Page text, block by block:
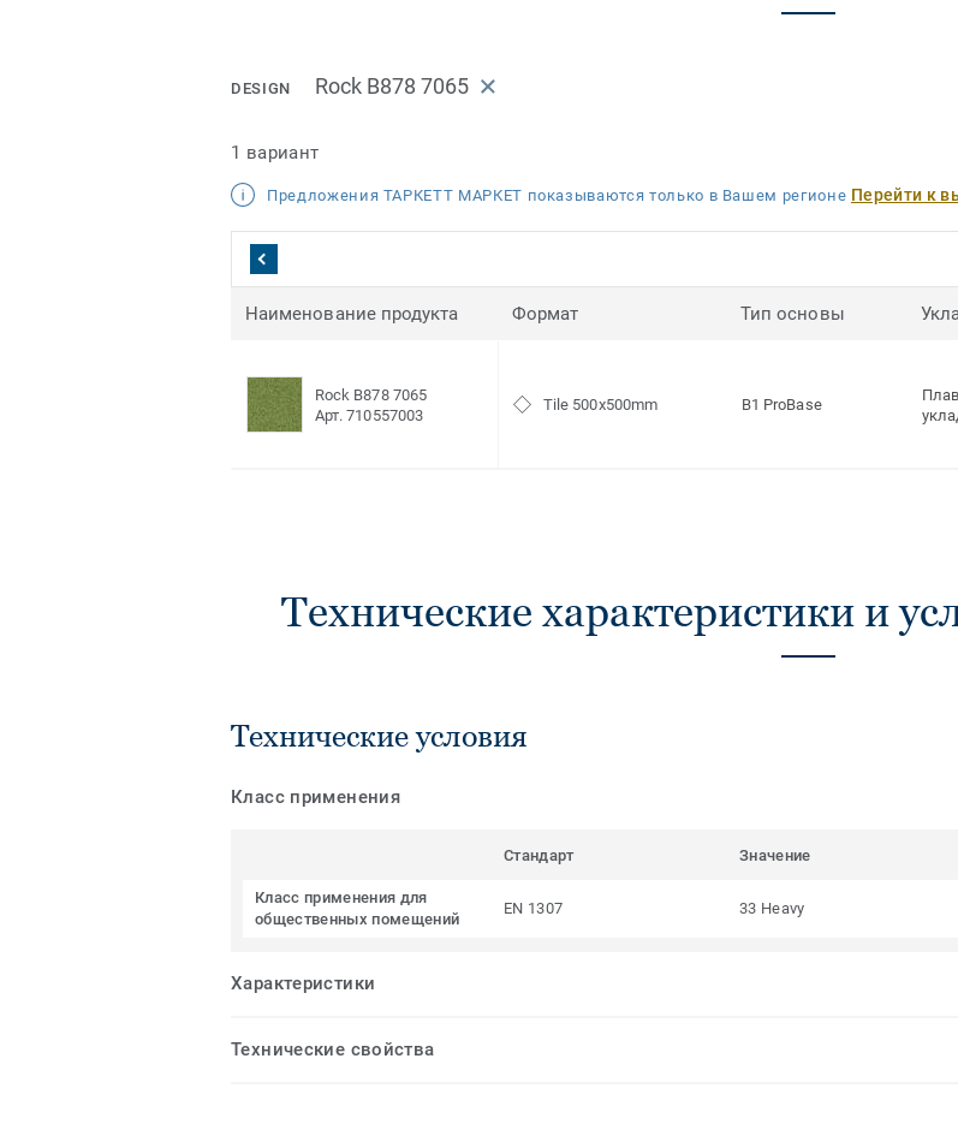
DESIGN Rock B878 7065
1 вариант
Предложения ТАРКЕТТ МАРКЕТ показываются только в Вашем регионе Перейти к
Наименование продукта Формат Тип основы
Rock B878 7065
Арт. 710557003
Tile 500x500mm B1 ProBase
Технические характеристики и
Технические условия
Класс применения
Стандарт Значение
Класс применения для
общественных помещений
EN 1307 33 Heavy
Характеристики
Технические свойства